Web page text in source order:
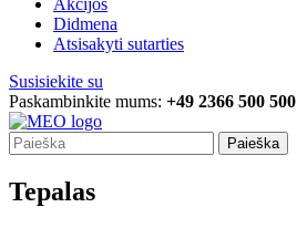
Akcijos
Didmena
Atsisakyti sutarties
Susisiekite su
Paskambinkite mums: +49 2366 500 500
Paieška
Tepalas